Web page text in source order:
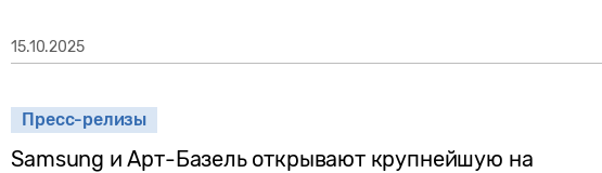
15.10.2025
Пресс-релизы
Samsung и Арт-Базель открывают крупнейшую на